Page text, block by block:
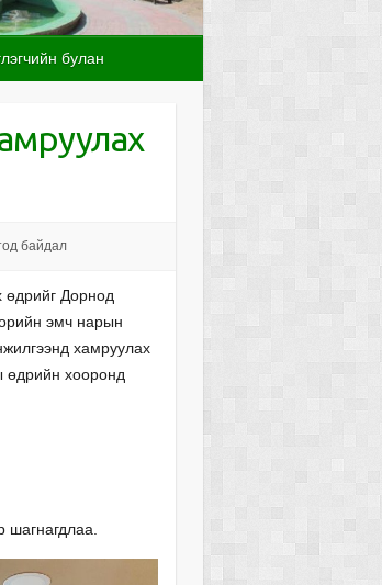
булан
байдал
өдрийг Дорнод
эмч нарын
хамруулах
өдрийн хооронд
шагнагдлаа.